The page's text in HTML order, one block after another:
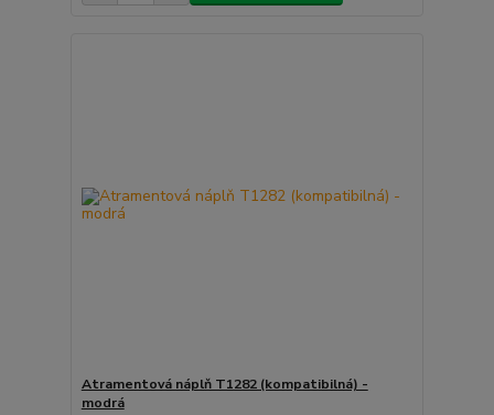
Atramentová náplň T1282 (kompatibilná) -
modrá